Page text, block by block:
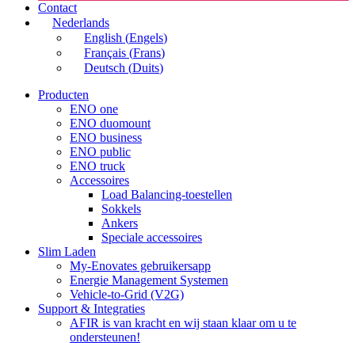
Contact
Nederlands
English (Engels)
Français (Frans)
Deutsch (Duits)
Producten
ENO one
ENO duomount
ENO business
ENO public
ENO truck
Accessoires
Load Balancing-toestellen
Sokkels
Ankers
Speciale accessoires
Slim Laden
My-Enovates gebruikersapp
Energie Management Systemen
Vehicle-to-Grid (V2G)
Support & Integraties
AFIR is van kracht en wij staan klaar om u te
ondersteunen!